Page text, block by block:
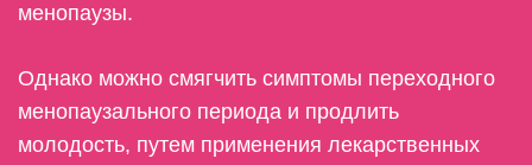
менопаузы.
Однако можно смягчить симптомы переходного
менопаузального периода и продлить
молодость, путем применения лекарственных